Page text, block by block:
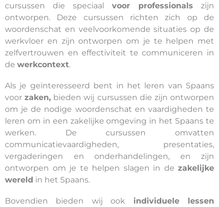
cursussen die speciaal voor professionals zijn
ontworpen. Deze cursussen richten zich op de
woordenschat en veelvoorkomende situaties op de
werkvloer en zijn ontworpen om je te helpen met
zelfvertrouwen en effectiviteit te communiceren in
de werkcontext.
Als je geïnteresseerd bent in het leren van Spaans
voorzaken, bieden wij cursussen die zijn ontworpen
om je de nodige woordenschat en vaardigheden te
leren om in een zakelijke omgeving in het Spaans te
werken. De cursussen omvatten
communicatievaardigheden, presentaties,
vergaderingen en onderhandelingen, en zijn
ontworpen om je te helpen slagen in de zakelijke
wereld in het Spaans.
Bovendien bieden wij ook individuele lessen